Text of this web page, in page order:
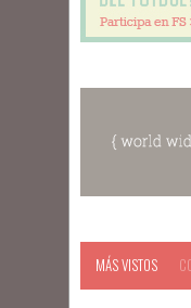
MÁS VISTOS